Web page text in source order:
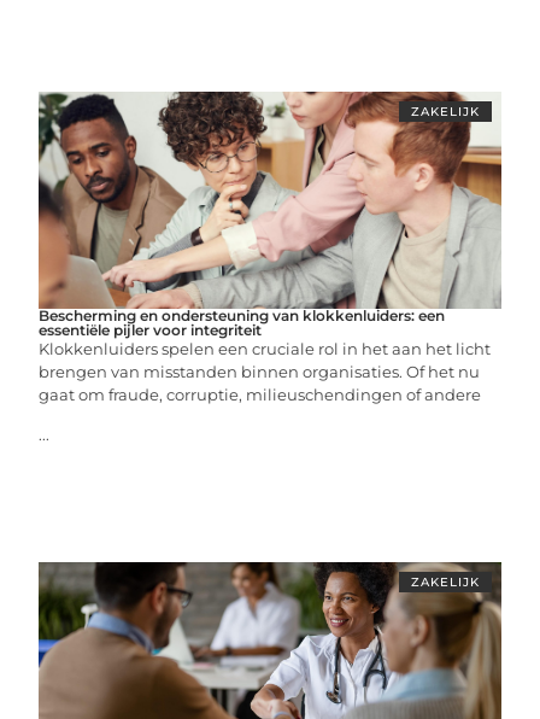
ZAKELIJK
Bescherming en ondersteuning van klokkenluiders: een
essentiële pijler voor integriteit
Klokkenluiders spelen een cruciale rol in het aan het licht
brengen van misstanden binnen organisaties. Of het nu
gaat om fraude, corruptie, milieuschendingen of andere
...
ZAKELIJK